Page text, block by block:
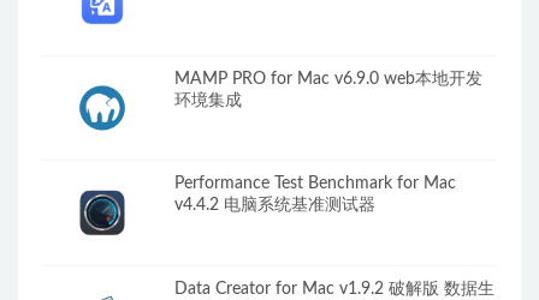
MAMP PRO for Mac v6.9.0 web本地开发
环境集成
Performance Test Benchmark for Mac
v4.4.2 电脑系统基准测试器
Data Creator for Mac v1.9.2 破解版 数据生